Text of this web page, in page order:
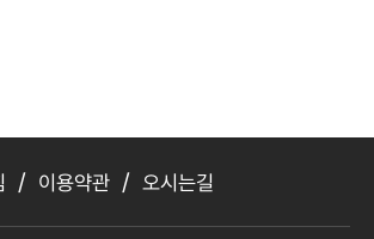
/ 이용약관 / 오시는길